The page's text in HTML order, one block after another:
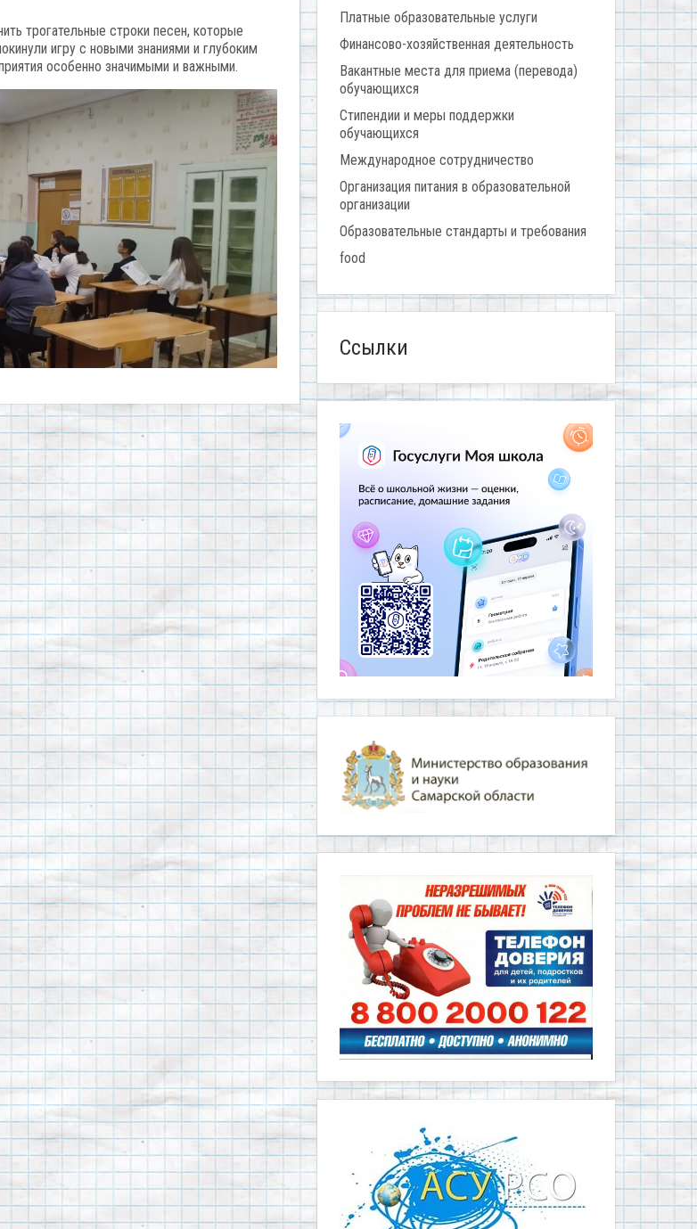
трогательные строки песен, которые
игру с новыми знаниями и глубоким
особенно значимыми и важными.
Платные образовательные услуги
Финансово-хозяйственная деятельность
Вакантные места для приема (перевода)
обучающихся
Стипендии и меры поддержки
обучающихся
Международное сотрудничество
Организация питания в образовательной
организации
Образовательные стандарты и требования
food
Ссылки